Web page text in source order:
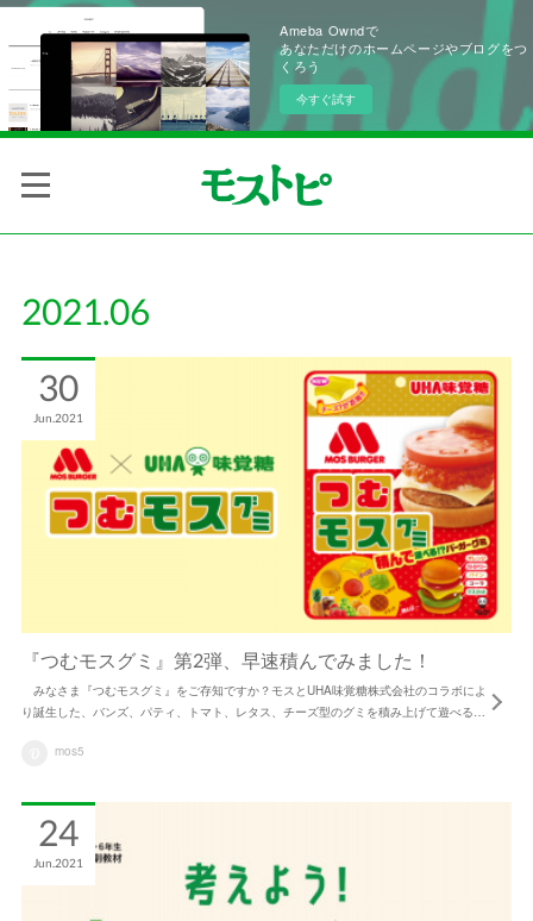
Ameba Owndで
あなただけのホームページやブログをつ
くろう
今すぐ試す
2021.06
『つむモスグミ』第2弾、早速積んでみました！
みなさま『つむモスグミ』をご存知ですか？モスとUHA味覚糖株式会社のコラボによ
り誕生した、バンズ、パティ、トマト、レタス、チーズ型のグミを積み上げて遊べる…
30
Jun 2021
mos5
24
Jun 2021